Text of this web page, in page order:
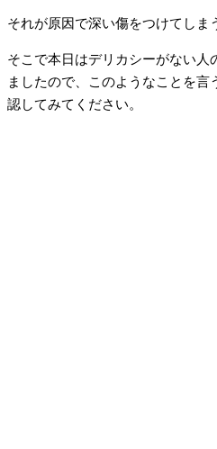
それが原因で深い傷をつけてしま
そこで本日はデリカシーがない人
ましたので、このようなことを
認してみてください。